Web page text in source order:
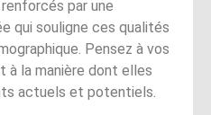
par une
qui souligne ces qualités
Pensez à vos
à la manière dont elles
actuels et potentiels.